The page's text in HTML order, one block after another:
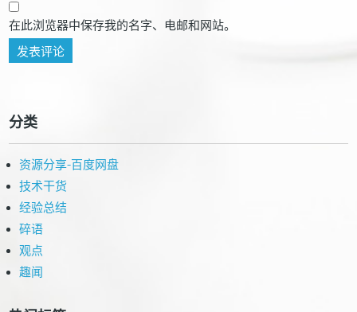
在此浏览器中保存我的名字、电邮和网站。
分类
资源分享-百度网盘
技术干货
经验总结
碎语
观点
趣闻